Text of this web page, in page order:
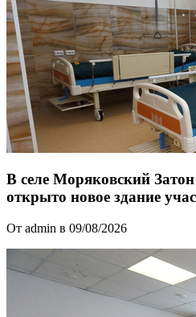
В селе Моряковский
открыто новое здание
От admin в 09/08/2026